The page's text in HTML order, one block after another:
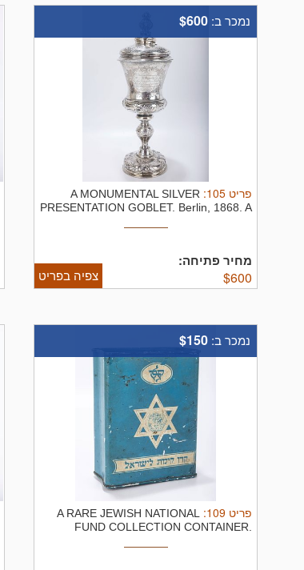
נמכר ב: $600
פריט 105
:
A MONUMENTAL SILVER
PRESENTATION GOBLET. Berlin, 1868. A
מחיר פתיחה:
$600 צפיה בפריט
נמכר ב: $150
פריט 109
:
A RARE JEWISH NATIONAL
FUND COLLECTION CONTAINER.